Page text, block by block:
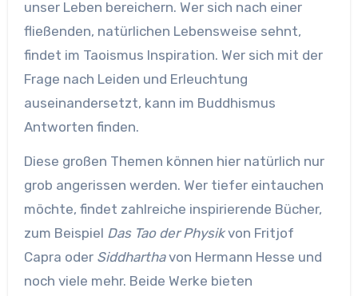
unser Leben bereichern. Wer sich nach einer
fließenden, natürlichen Lebensweise sehnt,
findet im Taoismus Inspiration. Wer sich mit der
Frage nach Leiden und Erleuchtung
auseinandersetzt, kann im Buddhismus
Antworten finden.
Diese großen Themen können hier natürlich nur
grob angerissen werden. Wer tiefer eintauchen
möchte, findet zahlreiche inspirierende Bücher,
zum Beispiel Das Tao der Physikvon Fritjof
Capra oder Siddharthavon Hermann Hesse und
noch viele mehr. Beide Werke bieten